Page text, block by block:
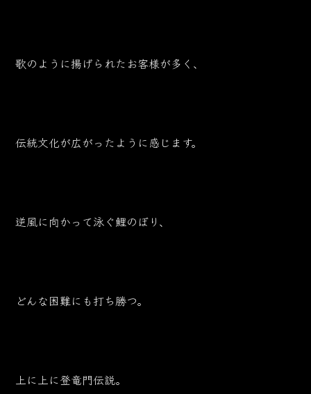
歌のように揚げられたお客様が多く、
伝統文化が広がったように感じます。
逆風に向かって泳ぐ鯉のぼり、
どんな困難にも打ち勝つ。
上に上に登竜門伝説。